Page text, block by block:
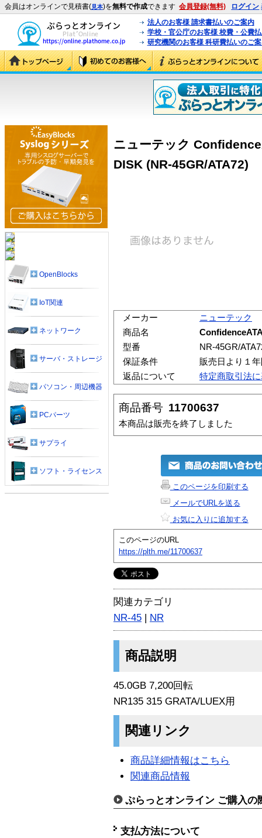
会員はオンラインで見積書(見本)を無料で作成できます 会員登録(無料) ログイン
法人のお客様 請求書払いのご案内
学校・官公庁のお客様 校費・公費
研究機関のお客様 科研費払いのご
ニューテック
DISK (NR-45GR/ATA72)
メーカー
ニューテック
商品名
型番
NR-45GR/
保証条件
販売日より１
返品について
特定商取引法
商品番号 11700637
本商品は販売を終了しました
このページを印刷する
メールでURLを送る
お気に入りに追加する
このページのURL
https://plth.me/11700637
関連カテゴリ
NR-45 | NR
商品説明
45.0GB 7,200回転
NR135 315 GRATA/LUEX用
関連リンク
商品詳細情報はこちら
関連商品情報
ぷらっとオンライン ご購入の
支払方法について
OpenBlocks
IoT関連
ネットワーク
サーバ・ストレージ
パソコン・周辺機器
PCパーツ
サプライ
ソフト・ライセンス